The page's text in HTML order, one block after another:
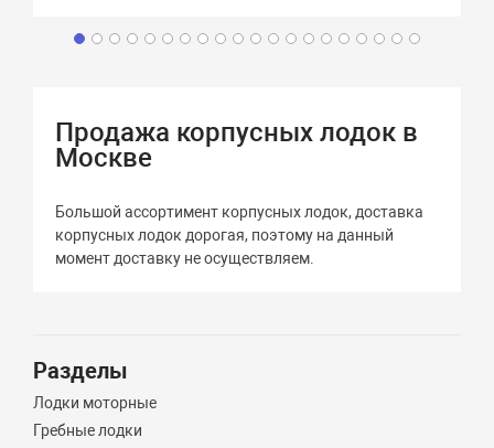
Продажа корпусных лодок в
Москве
Большой ассортимент корпусных лодок, доставка
корпусных лодок дорогая, поэтому на данный
момент доставку не осуществляем.
Разделы
Лодки моторные
Гребные лодки